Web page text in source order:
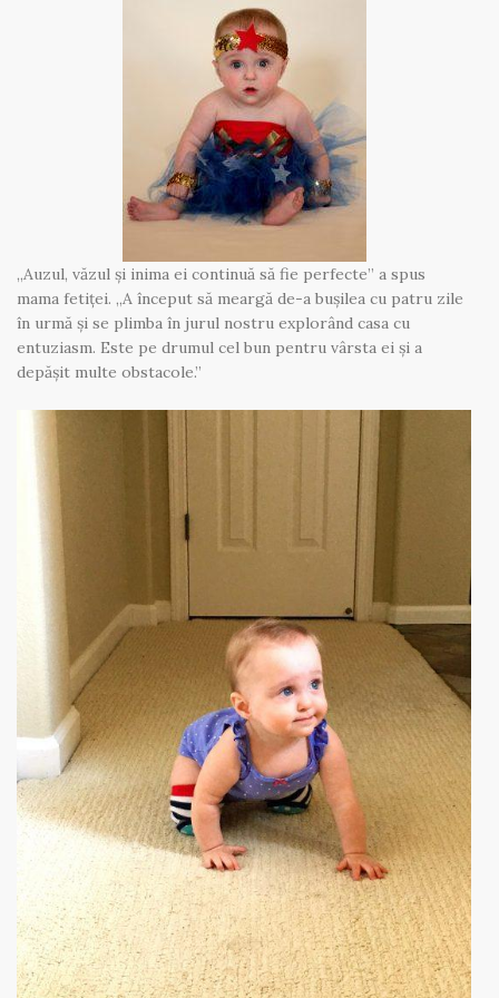
„Auzul, văzul și inima ei continuă să fie perfecte” a spus
mama fetiței. „A început să meargă de-a bușilea cu patru zile
în urmă și se plimba în jurul nostru explorând casa cu
entuziasm. Este pe drumul cel bun pentru vârsta ei și a
depășit multe obstacole.”